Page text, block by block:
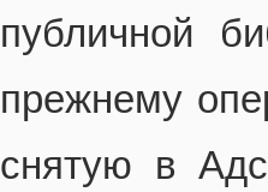
публичной
прежнему
снятую в